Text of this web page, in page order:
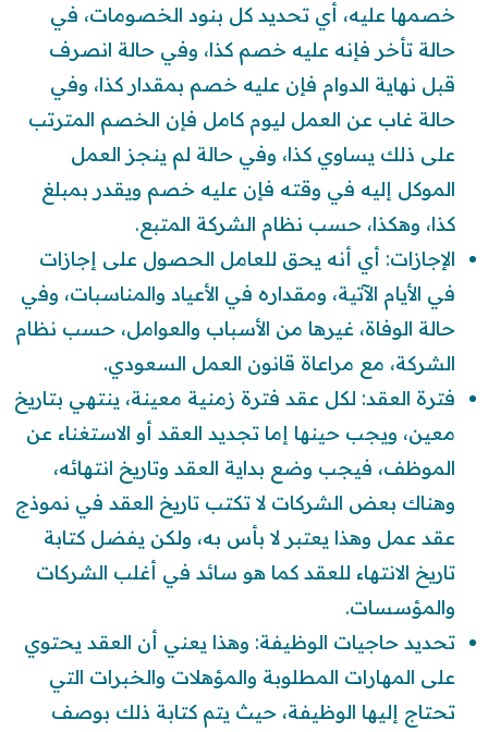
خصمها عليه، أي تحديد كل بنود الخصومات، في
حالة تأخر فإنه عليه خصم كذا، وفي حالة انصرف
قبل نهاية الدوام فإن عليه خصم بمقدار كذا، وفي
حالة غاب عن العمل ليوم كامل فإن الخصم المترتب
على ذلك يساوي كذا، وفي حالة لم ينجز العمل
الموكل إليه في وقته فإن عليه خصم ويقدر بمبلغ
كذا، وهكذا، حسب نظام الشركة المتبع.
الإجازات: أي أنه يحق للعامل الحصول على إجازات
في الأيام الآتية، ومقداره في الأعياد والمناسبات، وفي
حالة الوفاة، غيرها من الأسباب والعوامل، حسب نظام
الشركة، مع مراعاة قانون العمل السعودي.
فترة العقد: لكل عقد فترة زمنية معينة، ينتهي بتاريخ
معين، ويجب حينها إما تجديد العقد أو الاستغناء عن
الموظف، فيجب وضع بداية العقد وتاريخ انتهائه،
وهناك بعض الشركات لا تكتب تاريخ العقد في نموذج
عقد عمل وهذا يعتبر لا بأس به، ولكن يفضل كتابة
تاريخ الانتهاء للعقد كما هو سائد في أغلب الشركات
والمؤسسات.
تحديد حاجيات الوظيفة: وهذا يعني أن العقد يحتوي
على المهارات المطلوبة والمؤهلات والخبرات التي
تحتاج إليها الوظيفة، حيث يتم كتابة ذلك بوصف